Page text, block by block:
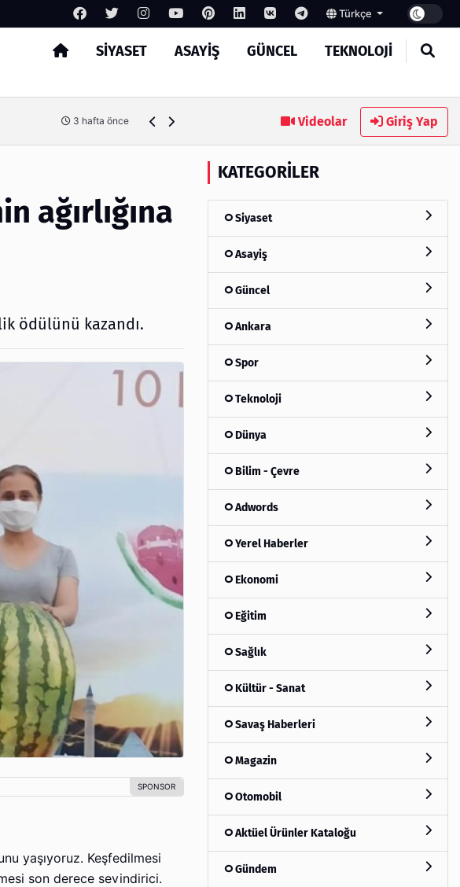
Türkçe
SIYASET ASAYIŞ GÜNCEL TEKNOLOJI
3 hafta önce MASROKİT Eğitim Kitleri ile Elektronik Öğrenmek Artık
Videolar Giriş Yap
ağırlığına
ödülünü kazandı.
yaşıyoruz. Keşfedilmesi
son derece sevindirici.
KATEGORILER
Siyaset
Asayiş
Güncel
Ankara
Spor
Teknoloji
Dünya
Bilim - Çevre
Adwords
Yerel Haberler
Ekonomi
Eğitim
Sağlık
Kültür - Sanat
Savaş Haberleri
Magazin
Otomobil
Aktüel Ürünler Kataloğu
Gündem